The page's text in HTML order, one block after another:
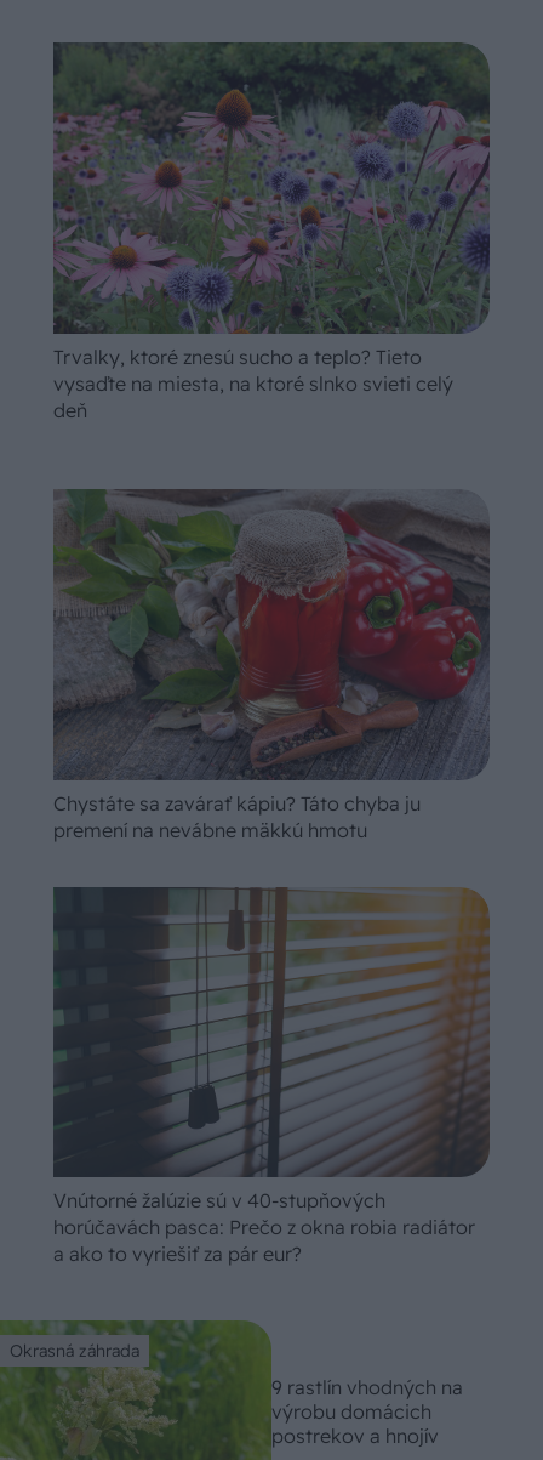
Trvalky, ktoré znesú sucho a teplo? Tieto
vysaďte na miesta, na ktoré slnko svieti celý
deň
Chystáte sa zavárať kápiu? Táto chyba ju
premení na nevábne mäkkú hmotu
Vnútorné žalúzie sú v 40-stupňových
horúčavách pasca: Prečo z okna robia radiátor
a ako to vyriešiť za pár eur?
Okrasná záhrada
9 rastlín vhodných na
výrobu domácich
postrekov a hnojív